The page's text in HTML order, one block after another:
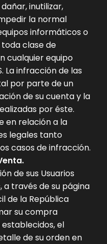
inutilizar,
la normal
informáticos o
clase de
cualquier equipo
La infracción de las
por parte de un
de su cuenta y la
por éste.
en relación a la
legales tanto
casos de infracción.
de sus Usuarios
a través de su página
de la República
su compra
el
de su orden en